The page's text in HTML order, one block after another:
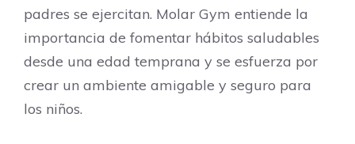
padres se ejercitan. Molar Gym entiende la
importancia de fomentar hábitos saludables
desde una edad temprana y se esfuerza por
crear un ambiente amigable y seguro para
los niños.